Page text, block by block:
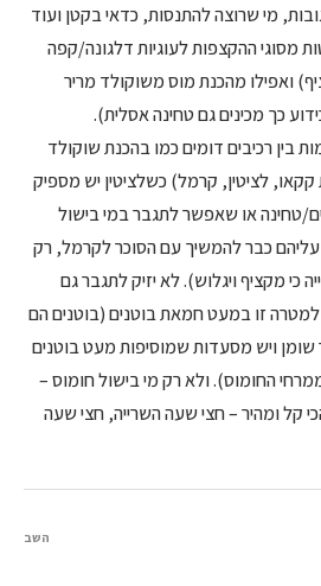
מי שרוצה להתנסות, כדאי בקטן ועוד
מסוגי ההקצפות לעוגיות דלגונה/קפה
ואפילו מהכנת מוס משוקולד מריר
כך מכינים גם טחינה אסלית).
בין רכיבים דומים כמו בהכנת שוקולד
לציטין, קרמל) כשלציטין יש מספיק
טחינה או שאפשר לתגבר במי בישול
כבר להמשיך עם הסוכר לקרמל, רק
כי מקציף ויגלוש). לא יזיק לתגבר גם
למטרה זו במעט חמאת בוטנים (בוטנים הם
שומן ויש מסעדות שמוסיפות מעט בוטנים
החומוס). ולא רק מי בישול חומוס –
קל ומהיר – חצי שעה השרייה, חצי שעה
השב